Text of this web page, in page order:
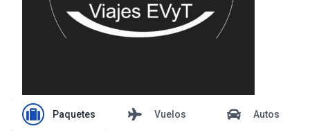
Paquetes Vuelos Autos